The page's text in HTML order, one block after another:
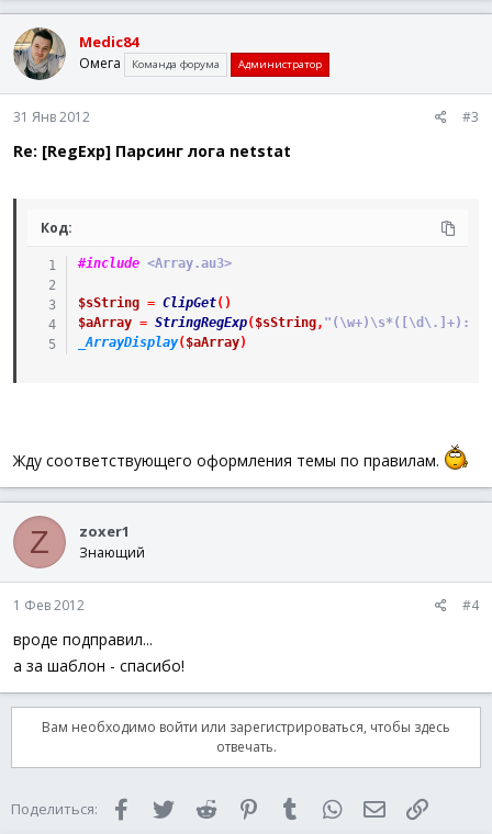
Medic84
Омега Команда форума Администратор
31 Янв 2012 #3
Re: [RegExp] Парсинг лога netstat
Код:
#include <Array.au3>
$sString = ClipGet( )
$aArray = StringRegExp( $sString,
_ArrayDisplay( $aArray)
Жду соответствующего оформления темы по правилам.
Z zoxer1
Знающий
1 Фев 2012 #4
вроде подправил...
а за шаблон - спасибо!
Вам необходимо войти или зарегистрироваться, чтобы здесь
отвечать.
Поделиться: FacebookTwitter Reddit PinterestTumblr WhatsAppЭлектронная